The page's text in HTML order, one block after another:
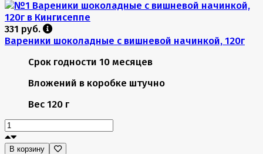
331 руб.
Вареники шоколадные с вишневой начинкой, 120г
Срок годности 10 месяцев
Вложений в коробке штучно
Вес 120 г
В корзину